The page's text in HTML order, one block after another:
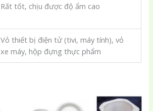
Rất tốt, chịu được độ ẩm cao
Vỏ thiết bị điện tử (tivi, máy tính), vỏ
xe máy, hộp đựng thực phẩm